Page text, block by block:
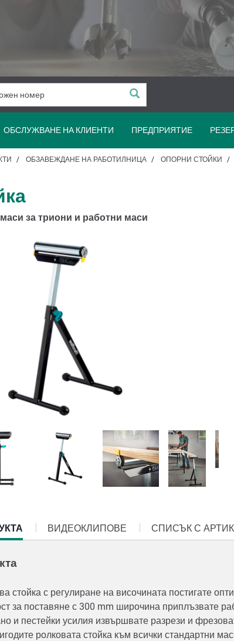
ОБСЛУЖВАНЕ НА КЛИЕНТИ ПРЕДПРИЯТИЕ
ОБЗАВЕЖДАНЕ НА РАБОТИЛНИЦА ОПОРНИ СТОЙКИ
за триони и работни маси
ВИДЕОКЛИПОВЕ СПИСЪК С
стойка с регулиране на височината постигате
за поставяне с 300 mm широчина приплъзвате
и пестейки усилия извършвате разрези и
ролковата стойка към всички стандартни